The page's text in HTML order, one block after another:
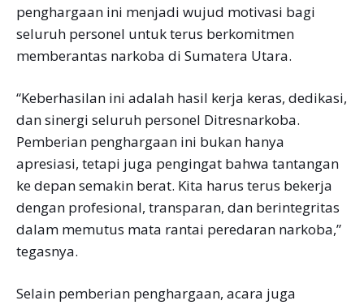
penghargaan ini menjadi wujud motivasi bagi
seluruh personel untuk terus berkomitmen
memberantas narkoba di Sumatera Utara.
“Keberhasilan ini adalah hasil kerja keras, dedikasi,
dan sinergi seluruh personel Ditresnarkoba.
Pemberian penghargaan ini bukan hanya
apresiasi, tetapi juga pengingat bahwa tantangan
ke depan semakin berat. Kita harus terus bekerja
dengan profesional, transparan, dan berintegritas
dalam memutus mata rantai peredaran narkoba,”
tegasnya.
Selain pemberian penghargaan, acara juga